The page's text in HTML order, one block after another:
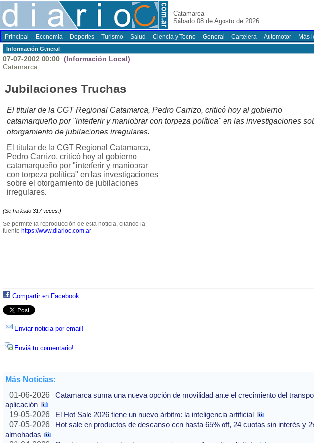
Catamarca
Sábado 08 de Agosto de 2026
Principal Economia Deportes Turismo Salud Ciencia y Tecno General Cartelera Automotor Más
Información General
07-07-2002 00:00 (Información Local)
Catamarca
Jubilaciones Truchas
El titular de la CGT Regional Catamarca, Pedro Carrizo, criticó hoy al gobierno
catamarqueño por "interferir y maniobrar con torpeza política" en las investigaciones
otorgamiento de jubilaciones irregulares.
El titular de la CGT Regional Catamarca,
Pedro Carrizo, criticó hoy al gobierno
catamarqueño por "interferir y maniobrar
con torpeza política" en las investigaciones
sobre el otorgamiento de jubilaciones
irregulares.
(Se ha leido 317 veces.)
Se permite la reproducción de esta noticia, citando la
fuente https://www.diarioc.com.ar
Compartir en Facebook
Enviar noticia por email!
Enviá tu comentario!
Más Noticias:
01-06-2026
Catamarca suma una nueva opción de movilidad ante el crecimiento del
aplicación
19-05-2026
El Hot Sale 2026 tiene un nuevo árbitro: la inteligencia artificial
07-05-2026
Hot sale en productos de descanso con hasta 65% off, 24 cuotas sin interés y
almohadas